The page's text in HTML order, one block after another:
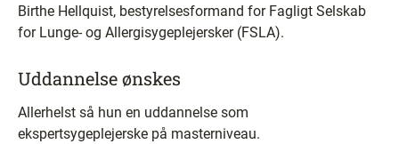
Birthe Hellquist, bestyrelsesformand for Fagligt Selskab
for Lunge- og Allergisygeplejersker (FSLA).
Uddannelse ønskes
Allerhelst så hun en uddannelse som
ekspertsygeplejerske på masterniveau.